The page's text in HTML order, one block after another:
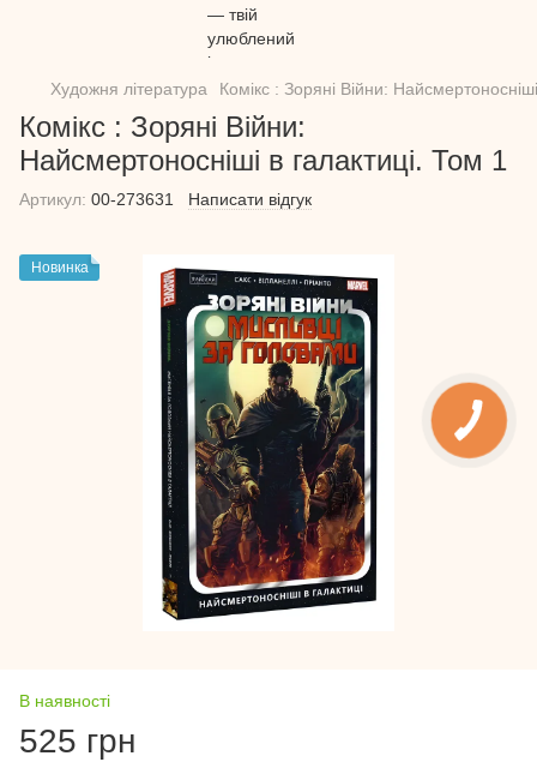
Художня література Комікс : Зоряні Війни:
Комікс : Зоряні Війни:
Найсмертоносніші в галактиці. Том 1
Артикул: 00-273631 Написати відгук
Новинка
В наявності
525 грн